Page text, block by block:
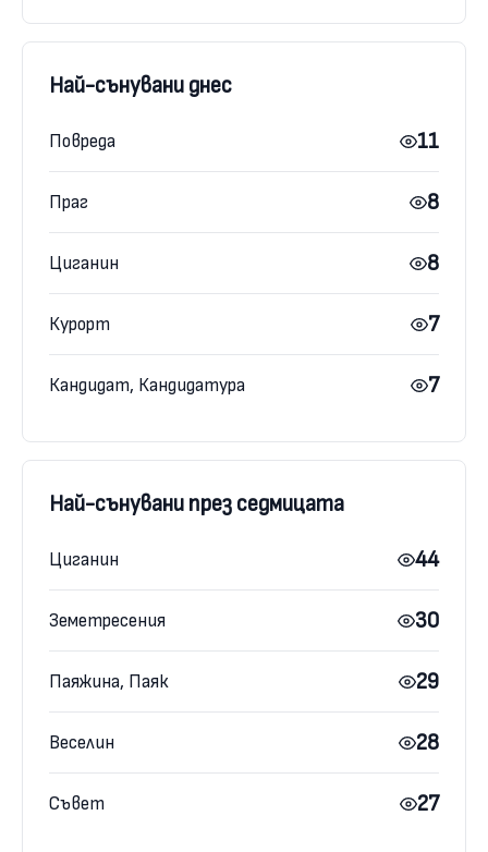
Най-сънувани днес
Повреда 11
Праг 8
Циганин 8
Курорт 7
Кандидат, Кандидатура 7
Най-сънувани през седмицата
Циганин 44
Земетресения 30
Паяжина, Паяк 29
Веселин 28
Съвет 27